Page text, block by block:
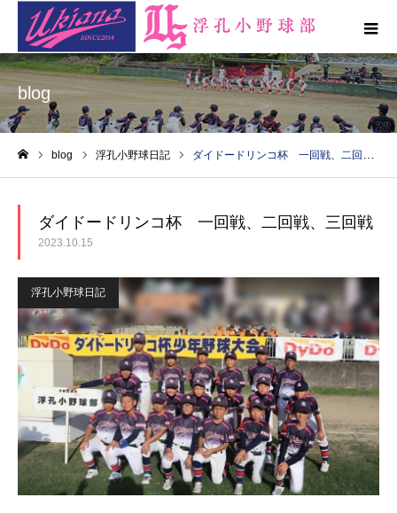
blog
blog 浮孔小野球日記 ダイドードリンコ杯 一回戦、二回戦、三回戦
ダイドードリンコ杯 一回戦、二回戦、三回戦
2023.10.15
浮孔小野球日記